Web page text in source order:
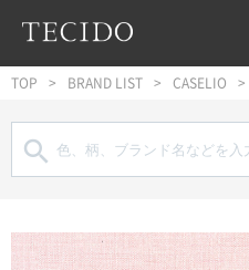
フッターへジャンプ
TOP BRAND LIST CASELIO
